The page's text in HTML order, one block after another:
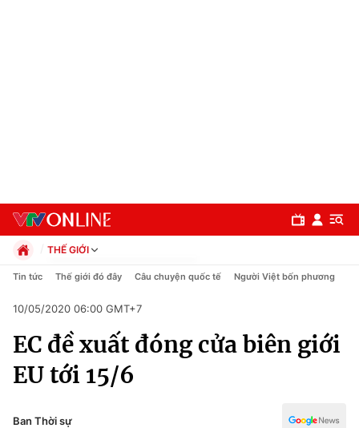
Chuyên mục
Chính trị
THẾ GIỚI
Chính trị
Pháp luật
Kinh tế
Thể thao
Truyền hình
Y tế
Tin tức Thế giới đó đây Câu chuyện quốc tế Người Việt bốn phương
10/05/2020 06:00 GMT+7
EC đề xuất đóng cửa biên giới
EU tới 15/6
Ban Thời sự